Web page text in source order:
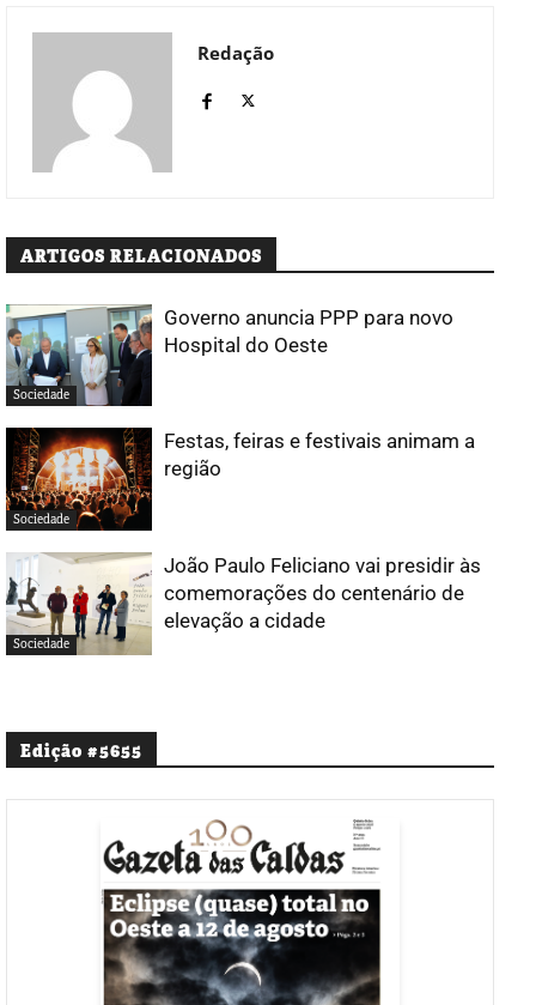
Redação
ARTIGOS RELACIONADOS
Sociedade
Governo anuncia PPP para novo
Hospital do Oeste
Sociedade
Festas, feiras e festivais animam a
região
Sociedade
João Paulo Feliciano vai presidir às
comemorações do centenário de
elevação a cidade
Edição #5655